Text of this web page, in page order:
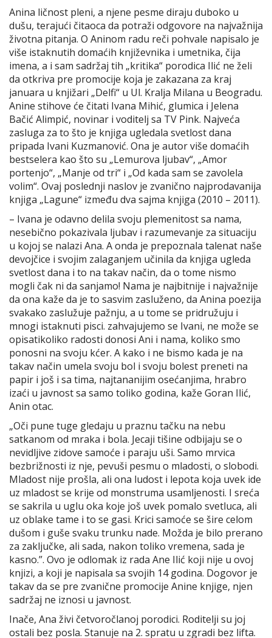
Anina ličnost pleni, a njene pesme diraju duboko u
dušu, terajući čitaoca da potraži odgovore na najvažnija
životna pitanja. O Aninom radu reči pohvale napisalo je
više istaknutih domaćih književnika i umetnika, čija
imena, a i sam sadržaj tih „kritika“ porodica Ilić ne želi
da otkriva pre promocije koja je zakazana za kraj
januara u knjižari „Delfi“ u Ul. Kralja Milana u Beogradu.
Anine stihove će čitati Ivana Mihić, glumica i Jelena
Bačić Alimpić, novinar i voditelj sa TV Pink. Najveća
zasluga za to što je knjiga ugledala svetlost dana
pripada Ivani Kuzmanović. Ona je autor više domaćih
bestselera kao što su „Lemurova ljubav“, „Amor
portenjo“, „Manje od tri“ i „Od kada sam se zavolela
volim“. Ovaj poslednji naslov je zvanično najprodavanija
knjiga „Lagune“ između dva sajma knjiga (2010 – 2011).
– Ivana je odavno delila svoju plemenitost sa nama,
nesebično pokazivala ljubav i razumevanje za situaciju
u kojoj se nalazi Ana. A onda je prepoznala talenat naše
devojčice i svojim zalaganjem učinila da knjiga ugleda
svetlost dana i to na takav način, da o tome nismo
mogli čak ni da sanjamo! Nama je najbitnije i najvažnije
da ona kaže da je to sasvim zasluženo, da Anina poezija
svakako zaslužuje pažnju, a u tome se pridružuju i
mnogi istaknuti pisci. zahvajujemo se Ivani, ne može se
opisatikoliko radosti donosi Ani i nama, koliko smo
ponosni na svoju kćer. A kako i ne bismo kada je na
takav način umela svoju bol i svoju bolest preneti na
papir i još i sa tima, najtananijim osećanjima, hrabro
izaći u javnost sa samo toliko godina, kaže Goran Ilić,
Anin otac.
„Oči pune tuge gledaju u praznu tačku na nebu
satkanom od mraka i bola. Jecaji tišine odbijaju se o
nevidljive zidove samoće i paraju uši. Samo mrvica
bezbrižnosti iz nje, pevuši pesmu o mladosti, o slobodi.
Mladost nije prošla, ali ona ludost i lepota koja uvek ide
uz mladost se krije od monstruma usamljenosti. I sreća
se sakrila u uglu oka koje još uvek pomalo svetluca, ali
uz oblake tame i to se gasi. Krici samoće se šire celom
dušom i guše svaku trunku nade. Možda je bilo prerano
za zaključke, ali sada, nakon toliko vremena, sada je
kasno.”. Ovo je odlomak iz rada Ane Ilić koji nije u ovoj
knjizi, a koji je napisala sa svojih 14 godina. Dogovor je
takav da se pre zvanične promocije Anine knjige, njen
sadržaj ne iznosi u javnost.
Inače, Ana živi četvoročlanoj porodici. Roditelji su joj
ostali bez posla. Stanuje na 2. spratu u zgradi bez lifta.